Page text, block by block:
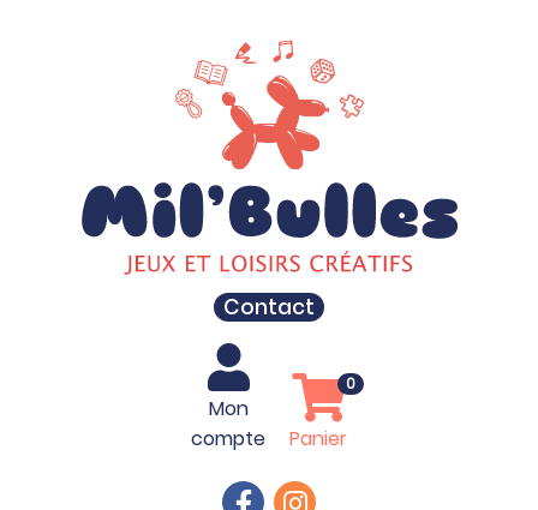
Contact
Mon
compte
Panier
0